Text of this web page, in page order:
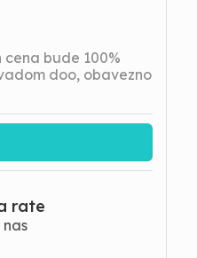
bude 100%
doo, obavezno
rate